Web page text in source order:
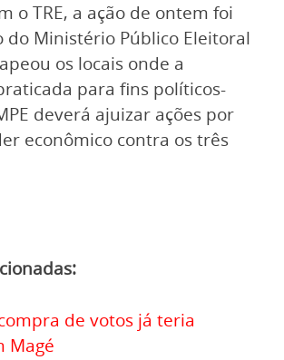
o TRE, a ação de ontem foi
do Ministério Público Eleitoral
os locais onde a
para fins políticos-
deverá ajuizar ações por
econômico contra os três
de votos já teria
Magé